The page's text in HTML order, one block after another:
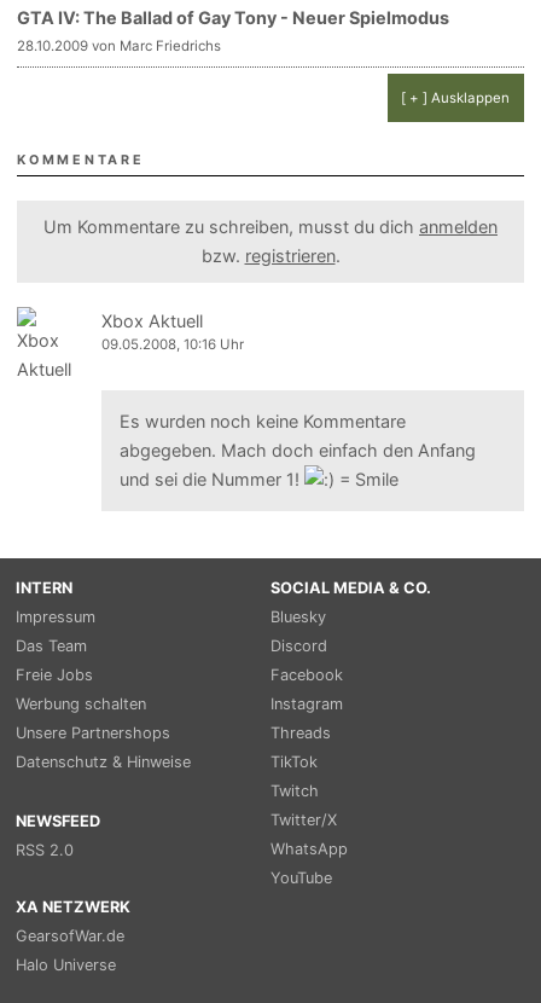
GTA IV: The Ballad of Gay Tony - Neuer Spielmodus
28.10.2009 von Marc Friedrichs
[ + ] Ausklappen
KOMMENTARE
Um Kommentare zu schreiben, musst du dich anmelden
bzw. registrieren.
Xbox Aktuell
09.05.2008, 10:16 Uhr
Es wurden noch keine Kommentare
abgegeben. Mach doch einfach den Anfang
und sei die Nummer 1!
INTERN
Impressum
Das Team
Freie Jobs
Werbung schalten
Unsere Partnershops
Datenschutz & Hinweise
NEWSFEED
RSS 2.0
SOCIAL MEDIA & CO.
Bluesky
Discord
Facebook
Instagram
Threads
TikTok
Twitch
Twitter/X
WhatsApp
YouTube
XA NETZWERK
GearsofWar.de
Halo Universe